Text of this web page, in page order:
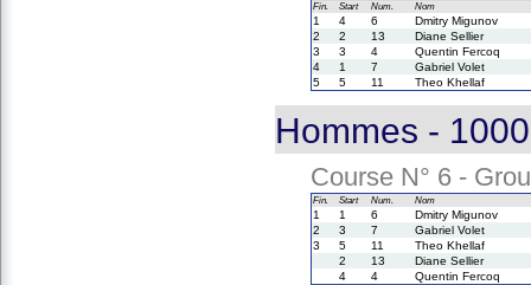
Fin. Start Num. Nom
1 4 6
Dmitry Migunov
2
2 13
Diane Sellier
3
3 4
Quentin Fercoq
4
1 7
Gabriel Volet
5
5 11 Theo Khellaf
Hommes -
Course N° 6 -
Fin. Start Num. Nom
1 1 6
Dmitry Migunov
2
3 7
Gabriel Volet
3
5 11
Theo Khellaf
2
13
Diane Sellier
4
4 Quentin Fercoq